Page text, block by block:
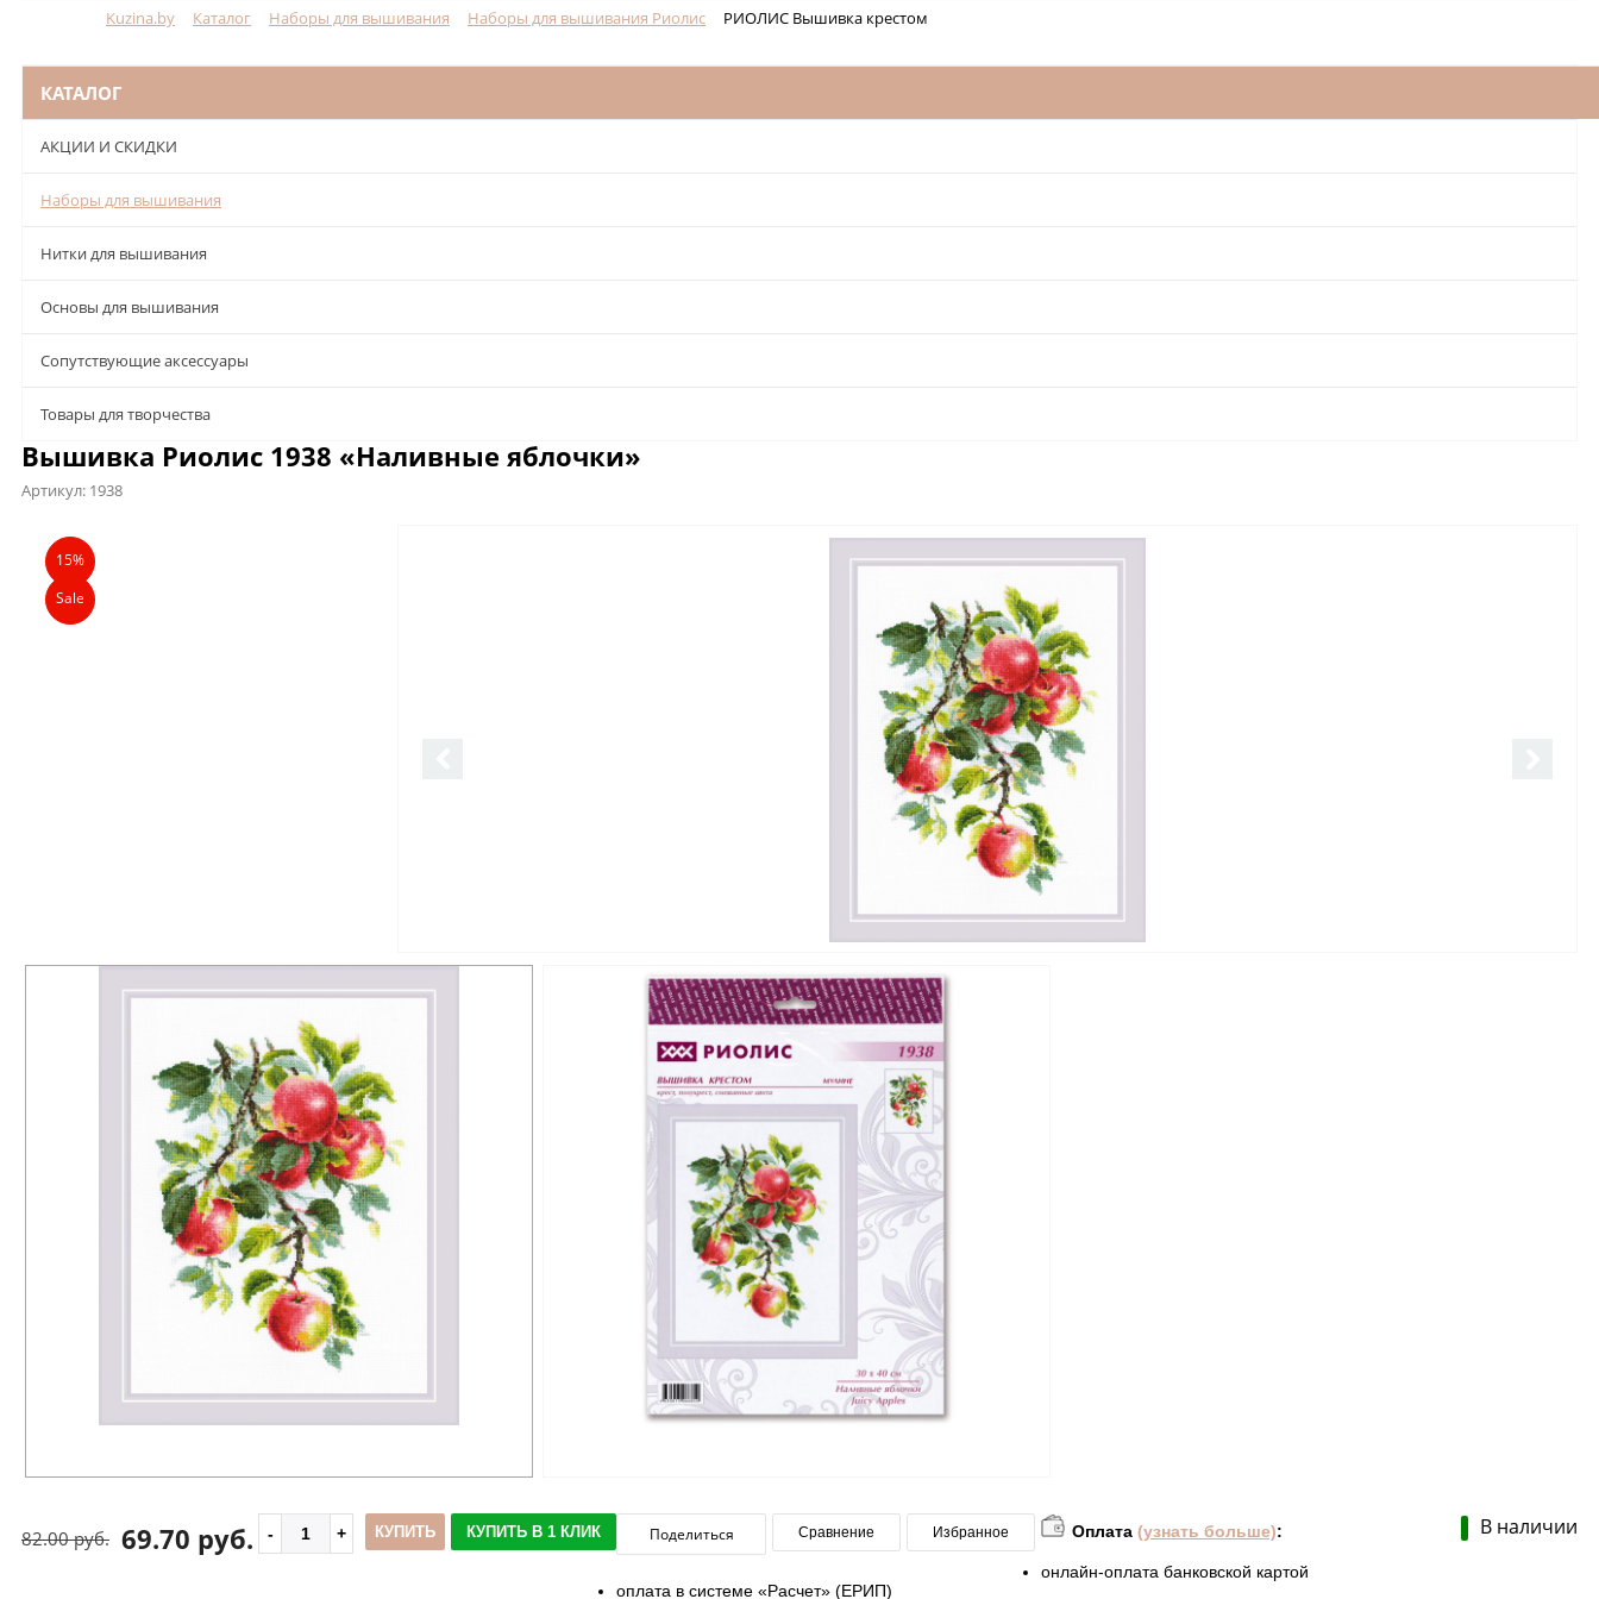
Kuzina.by Каталог Наборы для вышивания Наборы для вышивания Риолис РИОЛИС Вышивка крестом
КАТАЛОГ
АКЦИИ И СКИДКИ
Наборы для вышивания
Нитки для вышивания
Основы для вышивания
Сопутствующие аксессуары
Товары для творчества
Вышивка Риолис 1938 «Наливные яблочки»
Артикул: 1938
Описание
15%
Sale
В наличии
69.70 руб.
82.00 руб. КУПИТЬ КУПИТЬ В 1 КЛИК Поделиться Сравнение Избранное Оплата (узнать больше):
онлайн-оплата банковской картой
оплата в системе «Расчет» (ЕРИП)